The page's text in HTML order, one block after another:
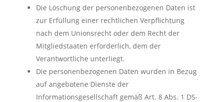
Die Löschung der personenbezogenen Daten ist
zur Erfüllung einer rechtlichen Verpflichtung
nach dem Unionsrecht oder dem Recht der
Mitgliedstaaten erforderlich, dem der
Verantwortliche unterliegt.
Die personenbezogenen Daten wurden in Bezug
auf angebotene Dienste der
Informationsgesellschaft gemäß Art. 8 Abs. 1 DS-